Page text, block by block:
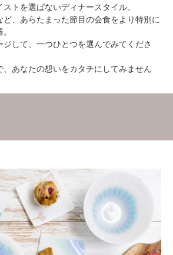
トを選ばないディナースタイル。
、あらたまった節目の会食をより特別に
して、一つひとつを選んでみてくださ
、あなたの想いをカタチにしてみません